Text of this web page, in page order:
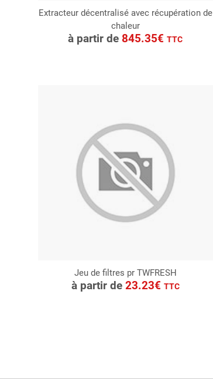
Extracteur décentralisé avec récupération de
chaleur
à partir de 845.35€TTC
CONSULTER
Demande de devis
Jeu de filtres pr TWFRESH
à partir de 23.23€ TTC
CONSULTER
Demande de devis